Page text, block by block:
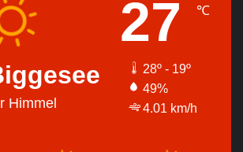
Himmel
27 ℃
28º - 19º
49%
4.01 km/h